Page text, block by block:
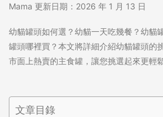
Mama 更新日期：2026 年 1 月 13 日
幼貓罐頭如何選？ 幼貓一天吃幾餐 ？ 幼貓
罐頭哪裡買 ？本文將詳細介紹幼貓罐頭的
市面上熱賣的主食罐，讓您挑選起來更輕
文章目錄